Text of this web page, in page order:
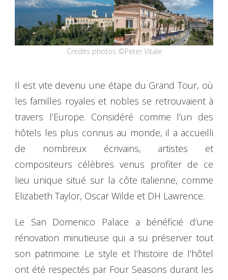
Crédits photos ©Peter Vitale
Il est vite devenu une étape du Grand Tour, où
les familles royales et nobles se retrouvaient à
travers l’Europe. Considéré comme l’un des
hôtels les plus connus au monde, il a accueilli
de nombreux écrivains, artistes et
compositeurs célèbres venus profiter de ce
lieu unique situé sur la côte italienne, comme
Elizabeth Taylor, Oscar Wilde et DH Lawrence.
Le San Domenico Palace a bénéficié d’une
rénovation minutieuse qui a su préserver tout
son patrimoine. Le style et l’histoire de l’hôtel
ont été respectés par Four Seasons durant les